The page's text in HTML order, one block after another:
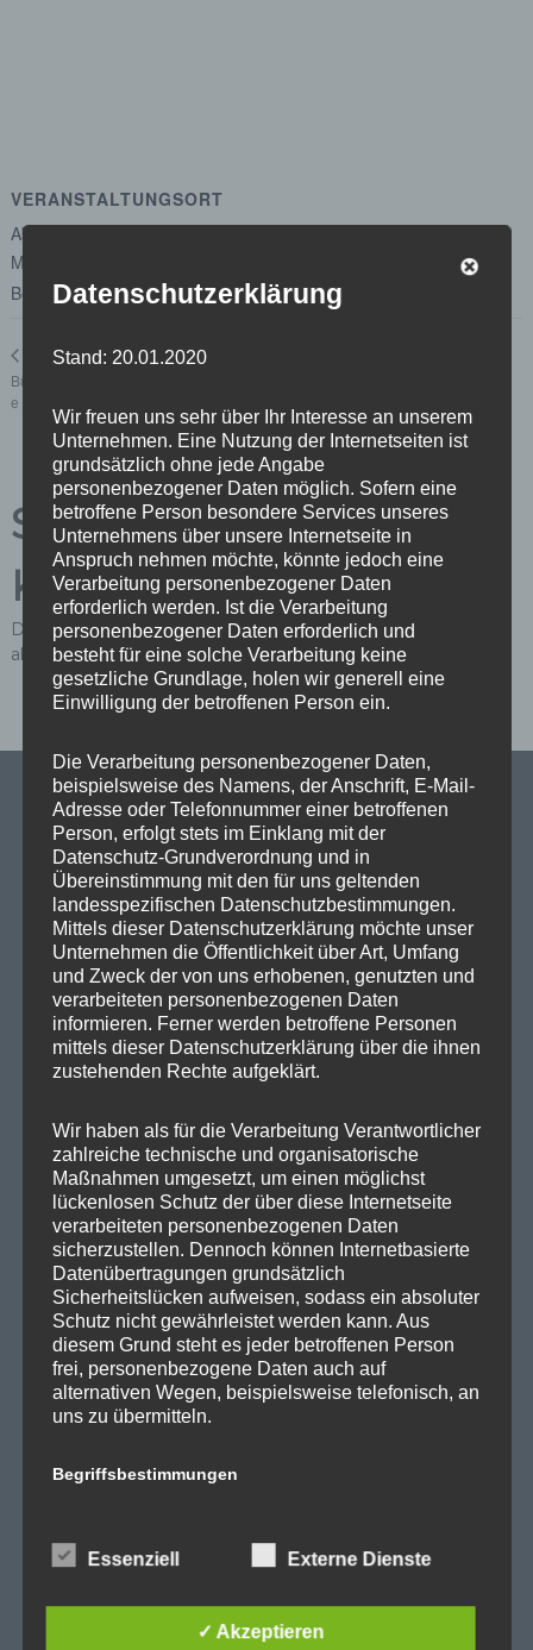
VERANSTALTUNGSORT
Abgeordnetenhaus von Berlin
Margot-Friedländer-Platz
Berlin
, Berlin 10117 Google Karte anzeigen
Bürger*innensprechstund
e
Unterausschuss Beteiligungsmanagement und -
Schreibe einen
Kommentar
Du musstangemeldetsein, um einen Kommentar
abzugeben.
SPD Links
SPD in Europaparlament
SPD Deutschland
SPD Bundestragsfraktion
SPD Berlin
SPD Reinickendorf
SPD Fraktion in der BVV
SPD Berliner Mitte
Wichtige Links
SPD in Startseite
Abgeordnetenhaus
Aktuelles
Datenschutzerklärung
Stand: 20.01.2020
Wir freuen uns sehr über Ihr Interesse an unserem
Unternehmen. Eine Nutzung der Internetseiten ist
grundsätzlich ohne jede Angabe
personenbezogener Daten möglich. Sofern eine
betroffene Person besondere Services unseres
Unternehmens über unsere Internetseite in
Anspruch nehmen möchte, könnte jedoch eine
Verarbeitung personenbezogener Daten
erforderlich werden. Ist die Verarbeitung
personenbezogener Daten erforderlich und
besteht für eine solche Verarbeitung keine
gesetzliche Grundlage, holen wir generell eine
Einwilligung der betroffenen Person ein.
Die Verarbeitung personenbezogener Daten,
beispielsweise des Namens, der Anschrift, E-Mail-
Adresse oder Telefonnummer einer betroffenen
Person, erfolgt stets im Einklang mit der
Datenschutz-Grundverordnung und in
Übereinstimmung mit den für uns geltenden
landesspezifischen Datenschutzbestimmungen.
Mittels dieser Datenschutzerklärung möchte unser
Unternehmen die Öffentlichkeit über Art, Umfang
und Zweck der von uns erhobenen, genutzten und
verarbeiteten personenbezogenen Daten
informieren. Ferner werden betroffene Personen
mittels dieser Datenschutzerklärung über die ihnen
zustehenden Rechte aufgeklärt.
Wir haben als für die Verarbeitung Verantwortlicher
zahlreiche technische und organisatorische
Maßnahmen umgesetzt, um einen möglichst
lückenlosen Schutz der über diese Internetseite
verarbeiteten personenbezogenen Daten
sicherzustellen. Dennoch können Internetbasierte
Datenübertragungen grundsätzlich
Sicherheitslücken aufweisen, sodass ein absoluter
Schutz nicht gewährleistet werden kann. Aus
diesem Grund steht es jeder betroffenen Person
frei, personenbezogene Daten auch auf
alternativen Wegen, beispielsweise telefonisch, an
uns zu übermitteln.
Begriffsbestimmungen
Begrifflichkeiten, die durch den Europäischen
Richtlinien- und Verordnungsgeber beim Erlass
verwendet wurden. Unsere Datenschutzerklärung
soll sowohl für die Öffentlichkeit als auch für
Essenziell Externe Dienste
✓ Akzeptieren